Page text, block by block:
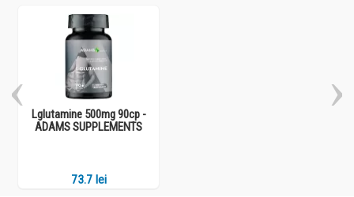
Lglutamine 500mg 90cp -
ADAMS SUPPLEMENTS
73.7 lei